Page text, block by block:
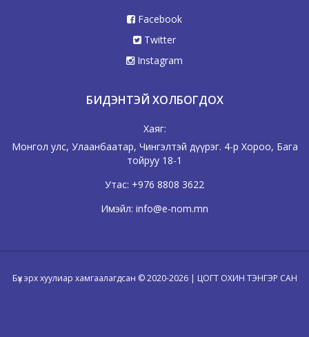
Facebook
Twitter
Instagram
БИДЭНТЭЙ ХОЛБОГДОХ
Хаяг:
Монгол улс, Улаанбаатар, Чингэлтэй дүүрэг. 4-р Хороо, Бага
тойруу 18-1
Утас: +976 8808 3622
Имэйл: info@e-nom.mn
Бүх эрх хуулиар хамгаалагдсан © 2020-2026 | ЦОГТ ОХИН ТЭНГЭР САН